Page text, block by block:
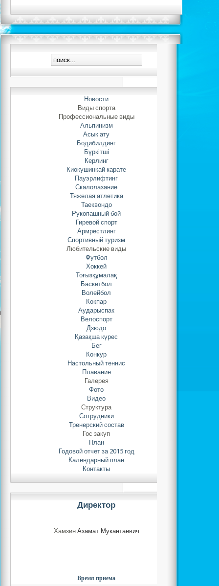
Кубок
Новости
Виды спорта
Профессиональные виды
Альпинизм
Асык ату
Бодибилдинг
Бүркітші
Керлинг
Киокушинкай карате
Пауэрлифтинг
Скалолазание
Тяжелая атлетика
Таеквондо
Рукопашный бой
Гиревой спорт
Армрестлинг
Спортивный туризм
Любительские виды
Футбол
Хоккей
Тоғызқұмалақ
Баскетбол
Волейбол
Кокпар
Аударыспак
Велоспорт
Дзюдо
Қазақша күрес
Бег
Конкур
Настольный теннис
Плавание
Галерея
Фото
Видео
Структура
Сотрудники
Тренерский состав
Гос закуп
План
Годовой отчет за 2015 год
Календарный план
Контакты
Директор
Хамзин Азамат Мукантаевич
Время приема